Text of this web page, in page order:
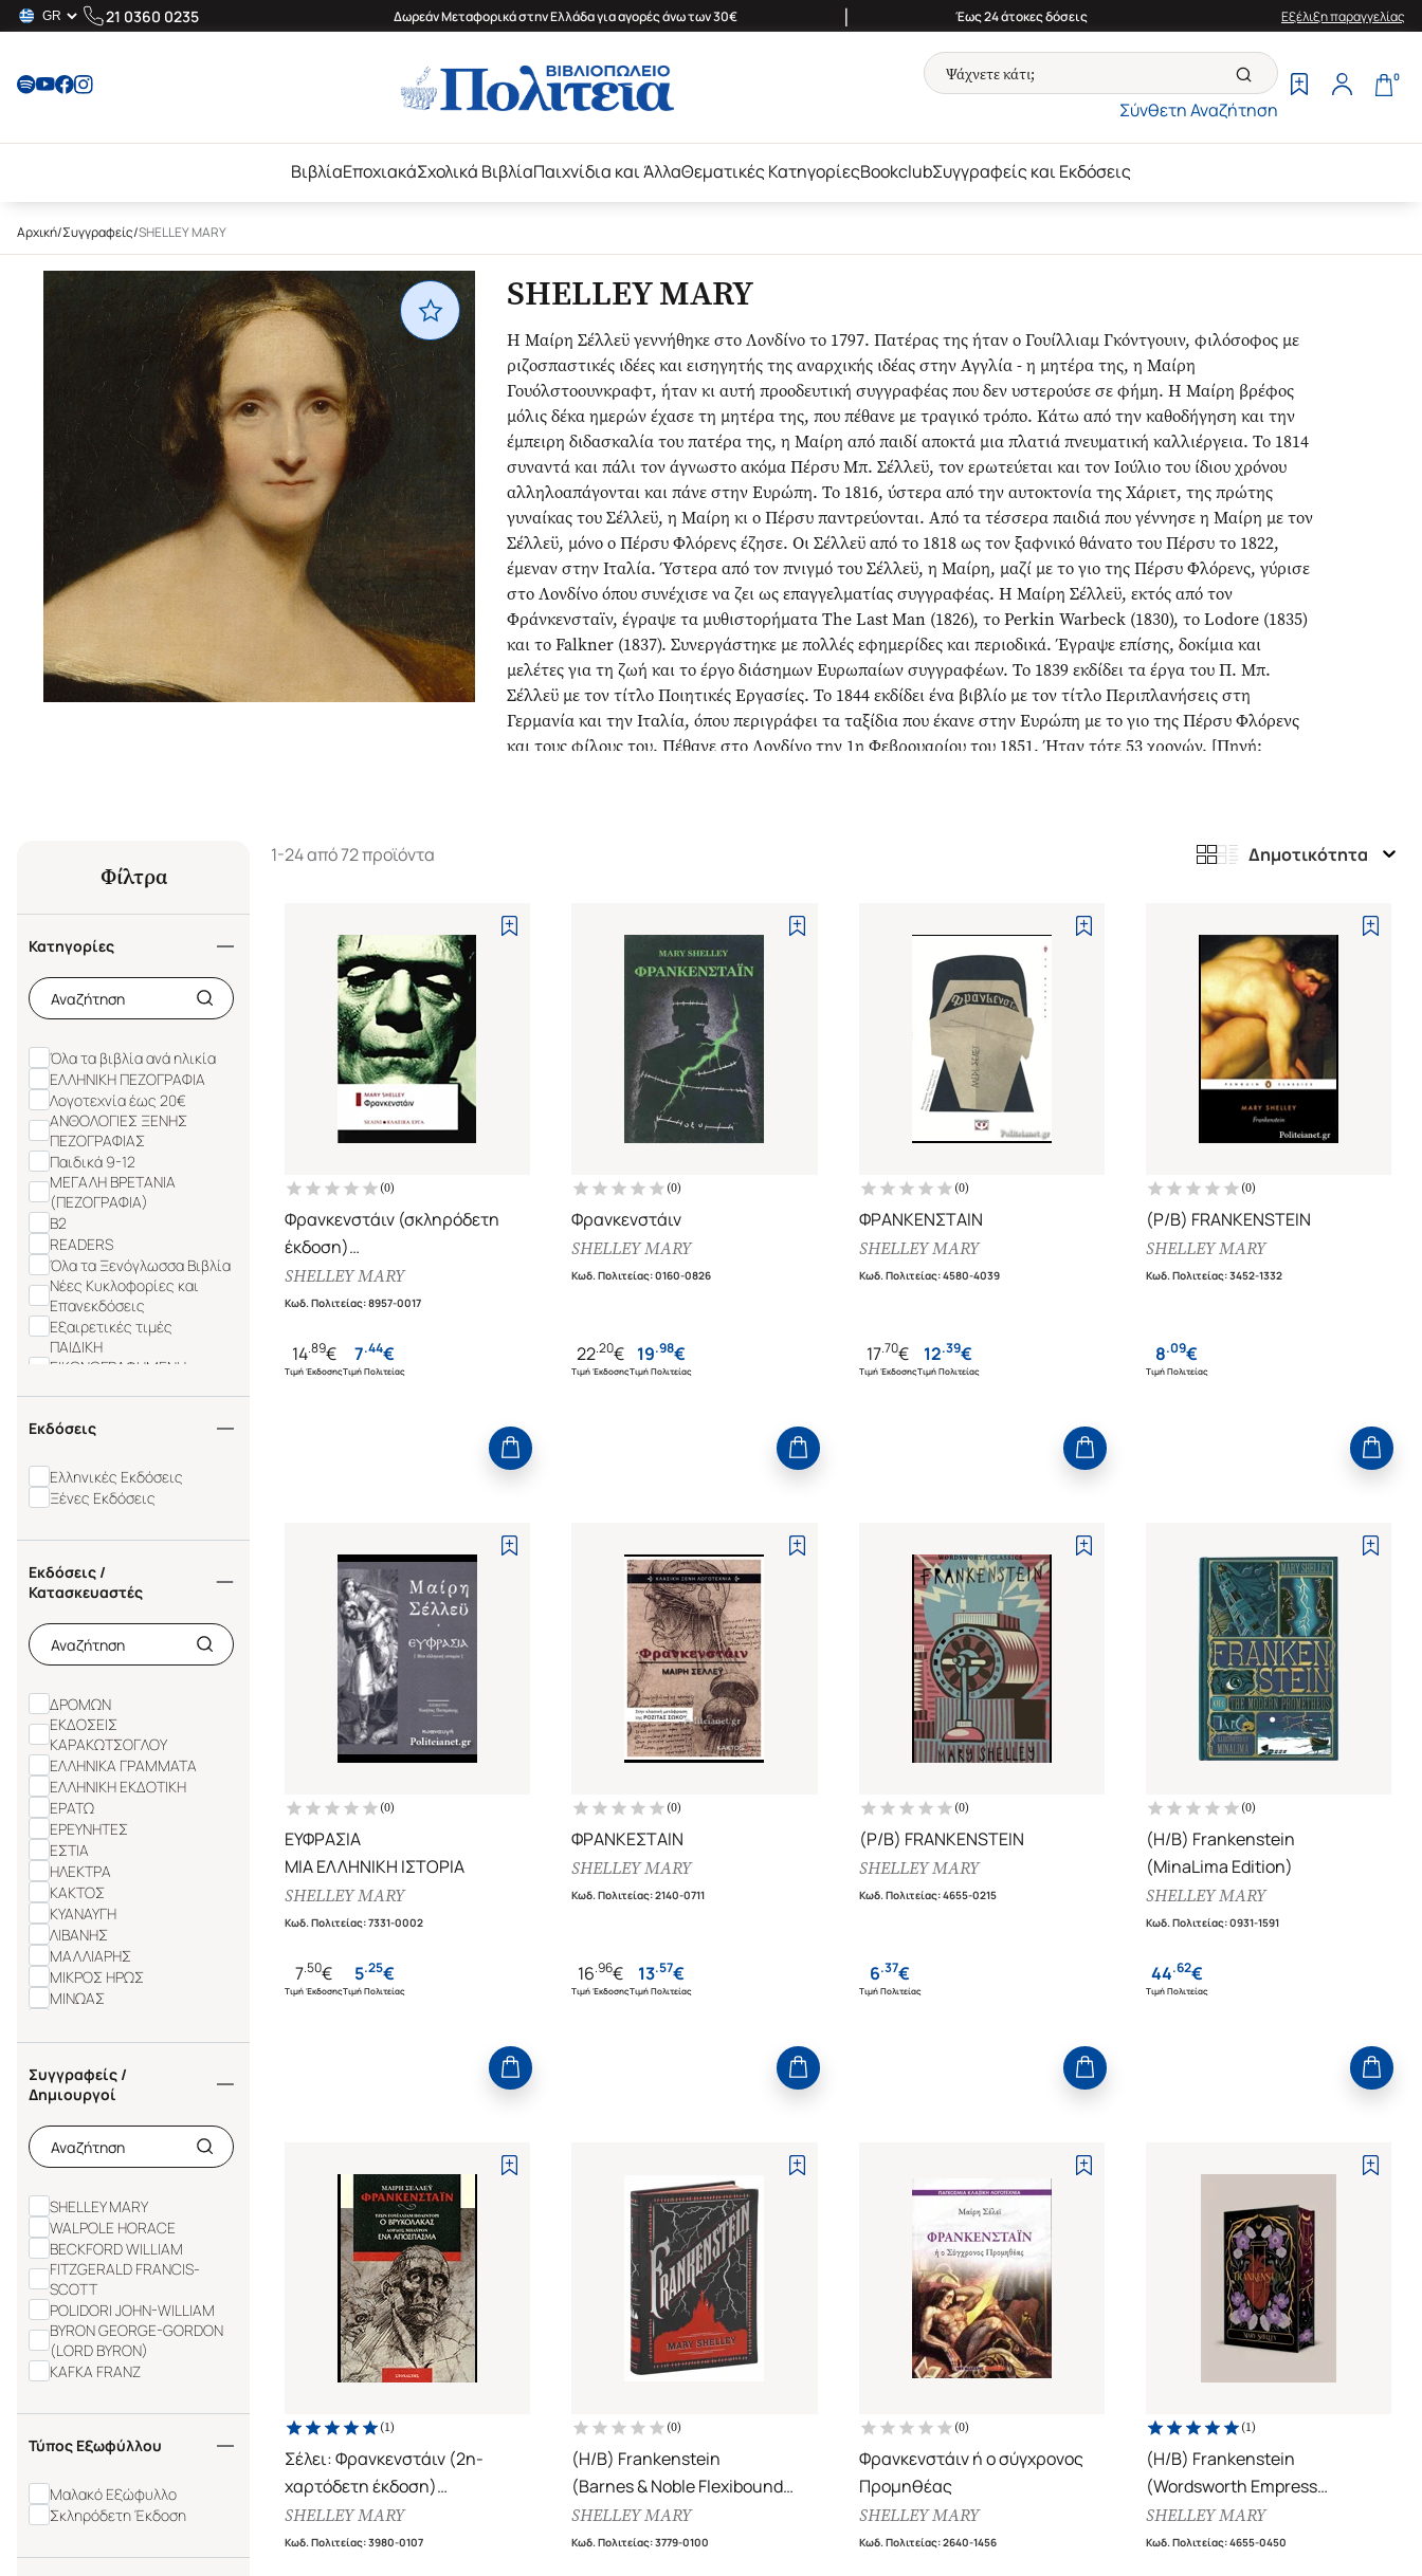
21 0360 0235 Δωρεάν Μεταφορικά στην Ελλάδα για αγορές άνω των 30€ | Έως 24 άτοκες δόσεις Εξέλιξη παραγγελίας
Σύνθετη Αναζήτηση
0
ΒιβλίαΕποχιακάΣχολικά ΒιβλίαΠαιχνίδια και ΆλλαΘεματικές ΚατηγορίεςBookclubΣυγγραφείς και Εκδόσεις
Αρχική/Συγγραφείς/SHELLEY MARY
SHELLEY MARY
Η Μαίρη Σέλλεϋ γεννήθηκε στο Λονδίνο το 1797. Πατέρας της ήταν ο Γουίλλιαμ Γκόντγουιν, φιλόσοφος με
ριζοσπαστικές ιδέες και εισηγητής της αναρχικής ιδέας στην Αγγλία - η μητέρα της, η Μαίρη
Γουόλστοουνκραφτ, ήταν κι αυτή προοδευτική συγγραφέας που δεν υστερούσε σε φήμη. Η Μαίρη βρέφος
μόλις δέκα ημερών έχασε τη μητέρα της, που πέθανε με τραγικό τρόπο. Κάτω από την καθοδήγηση και την
έμπειρη διδασκαλία του πατέρα της, η Μαίρη από παιδί αποκτά μια πλατιά πνευματική καλλιέργεια. Το 1814
συναντά και πάλι τον άγνωστο ακόμα Πέρσυ Μπ. Σέλλεϋ, τον ερωτεύεται και τον Ιούλιο του ίδιου χρόνου
αλληλοαπάγονται και πάνε στην Ευρώπη. Το 1816, ύστερα από την αυτοκτονία της Χάριετ, της πρώτης
γυναίκας του Σέλλεϋ, η Μαίρη κι ο Πέρσυ παντρεύονται. Από τα τέσσερα παιδιά που γέννησε η Μαίρη με τον
Σέλλεϋ, μόνο ο Πέρσυ Φλόρενς έζησε. Οι Σέλλεϋ από το 1818 ως τον ξαφνικό θάνατο του Πέρσυ το 1822,
έμεναν στην Ιταλία. Ύστερα από τον πνιγμό του Σέλλεϋ, η Μαίρη, μαζί με το γιο της Πέρσυ Φλόρενς, γύρισε
στο Λονδίνο όπου συνέχισε να ζει ως επαγγελματίας συγγραφέας. Η Μαίρη Σέλλεϋ, εκτός από τον
Φράνκενσταϊν, έγραψε τα μυθιστορήματα The Last Man (1826), το Perkin Warbeck (1830), το Lodore (1835)
και το Falkner (1837). Συνεργάστηκε με πολλές εφημερίδες και περιοδικά. Έγραψε επίσης, δοκίμια και
μελέτες για τη ζωή και το έργο διάσημων Ευρωπαίων συγγραφέων. Το 1839 εκδίδει τα έργα του Π. Μπ.
Σέλλεϋ με τον τίτλο Ποιητικές Εργασίες. Το 1844 εκδίδει ένα βιβλίο με τον τίτλο Περιπλανήσεις στη
Γερμανία και την Ιταλία, όπου περιγράφει τα ταξίδια που έκανε στην Ευρώπη με το γιο της Πέρσυ Φλόρενς
και τους φίλους του. Πέθανε στο Λονδίνο την 1η Φεβρουαρίου του 1851. Ήταν τότε 53 χρονών. [Πηγή:
Φίλτρα
Κατηγορίες
Όλα τα βιβλία ανά ηλικία
ΕΛΛΗΝΙΚΗ ΠΕΖΟΓΡΑΦΙΑ
Λογοτεχνία έως 20€
ΑΝΘΟΛΟΓΙΕΣ ΞΕΝΗΣ
ΠΕΖΟΓΡΑΦΙΑΣ
Παιδικά 9-12
ΜΕΓΑΛΗ ΒΡΕΤΑΝΙΑ
(ΠΕΖΟΓΡΑΦΙΑ)
B2
READERS
Όλα τα Ξενόγλωσσα Βιβλία
Νέες Κυκλοφορίες και
Επανεκδόσεις
Εξαιρετικές τιμές
ΠΑΙΔΙΚΗ
ΕΙΚΟΝΟΓΡΑΦΗΜΕΝΗ
ΦΑΝΤΑΣΤΙΚΟΥ
GRAPHIC NOVELS
ΕΙΔΗ ΕΙΣΑΓΩΓΗΣ
Εκδόσεις
Ελληνικές Εκδόσεις
Ξένες Εκδόσεις
Εκδόσεις /
Κατασκευαστές
ΔΡΟΜΩΝ
ΕΚΔΟΣΕΙΣ
ΚΑΡΑΚΩΤΣΟΓΛΟΥ
ΕΛΛΗΝΙΚΑ ΓΡΑΜΜΑΤΑ
ΕΛΛΗΝΙΚΗ ΕΚΔΟΤΙΚΗ
ΕΡΑΤΩ
ΕΡΕΥΝΗΤΕΣ
ΕΣΤΙΑ
ΗΛΕΚΤΡΑ
ΚΑΚΤΟΣ
ΚΥΑΝΑΥΓΗ
ΛΙΒΑΝΗΣ
ΜΑΛΛΙΑΡΗΣ
ΜΙΚΡΟΣ ΗΡΩΣ
ΜΙΝΩΑΣ
ΟΞΥ
ΠΟΝΤΙΚΙ
ΣΤΟΧΑΣΤΗΣ
ΣΥΓΧΡΟΝΟΙ ΟΡΙΖΟΝΤΕΣ
Συγγραφείς /
Δημιουργοί
SHELLEY MARY
WALPOLE HORACE
BECKFORD WILLIAM
FITZGERALD FRANCIS-
SCOTT
POLIDORI JOHN-WILLIAM
BYRON GEORGE-GORDON
(LORD BYRON)
KAFKA FRANZ
Τύπος Εξωφύλλου
Μαλακό Εξώφυλλο
Σκληρόδετη Έκδοση
1-24 από 72 προϊόντα Δημοτικότητα
(0)
Φρανκενστάιν (σκληρόδετη
έκδοση)
Ή Ο σύγχρονος Προμηθέας
SHELLEY MARY
Κωδ. Πολιτείας:8957-0017
14.89€
Τιμή Έκδοσης
7.44€
Τιμή Πολιτείας
(0)
Φρανκενστάιν
SHELLEY MARY
Κωδ. Πολιτείας:0160-0826
22.20€
Τιμή Έκδοσης
19.98€
Τιμή Πολιτείας
(0)
ΦΡΑΝΚΕΝΣΤΑΙΝ
SHELLEY MARY
Κωδ. Πολιτείας:4580-4039
17.70€
Τιμή Έκδοσης
12.39€
Τιμή Πολιτείας
(0)
(P/B) FRANKENSTEIN
SHELLEY MARY
Κωδ. Πολιτείας:3452-1332
8.09€
Τιμή Πολιτείας
(0)
ΕΥΦΡΑΣΙΑ
ΜΙΑ ΕΛΛΗΝΙΚΗ ΙΣΤΟΡΙΑ
SHELLEY MARY
Κωδ. Πολιτείας:7331-0002
7.50€
Τιμή Έκδοσης
5.25€
Τιμή Πολιτείας
(0)
ΦΡΑΝΚΕΣΤΑΙΝ
SHELLEY MARY
Κωδ. Πολιτείας:2140-0711
16.96€
Τιμή Έκδοσης
13.57€
Τιμή Πολιτείας
(0)
(P/B) FRANKENSTEIN
SHELLEY MARY
Κωδ. Πολιτείας:4655-0215
6.37€
Τιμή Πολιτείας
(0)
(H/B) Frankenstein
(MinaLima Edition)
SHELLEY MARY
Κωδ. Πολιτείας:0931-1591
44.62€
Τιμή Πολιτείας
(1)
Σέλει: Φρανκενστάιν (2η-
χαρτόδετη έκδοση)
Πολιντόρι: ο βρυκόλακας -
Μπάιρον: ένα απόσπασμα
SHELLEY MARY
Κωδ. Πολιτείας:3980-0107
(0)
(H/B) Frankenstein
(Barnes & Noble Flexibound
Editions)
SHELLEY MARY
Κωδ. Πολιτείας:3779-0100
(0)
Φρανκενστάιν ή ο σύγχρονος
Προμηθέας
SHELLEY MARY
Κωδ. Πολιτείας:2640-1456
(1)
(H/B) Frankenstein
(Wordsworth Empress
Collection)
SHELLEY MARY
Κωδ. Πολιτείας:4655-0450